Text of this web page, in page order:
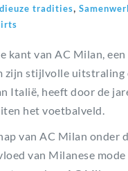
tradities,
kant van AC Milan,
stijlvolle uitstraling
Italië, heeft door de
het voetbalveld.
van AC Milan onder
van Milanese